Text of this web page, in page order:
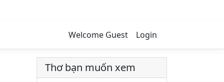
Welcome Guest Login
Thơ bạn muốn xem